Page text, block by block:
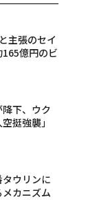
主張のセイ
億円のビ
下、ウク
挺強襲」
ウリンに
メカニズム